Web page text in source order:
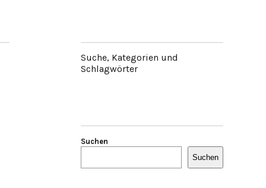
Suche, Kategorien und
Schlagwörter
Suchen
Suchen